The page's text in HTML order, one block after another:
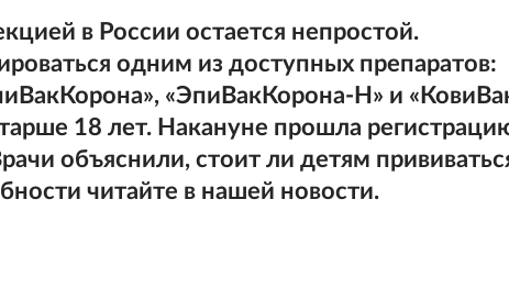
в России остается непростой.
одним из доступных препаратов:
«ЭпиВакКорона-Н» и
18 лет. Накануне прошла
объяснили, стоит ли детям
читайте в нашей новости.